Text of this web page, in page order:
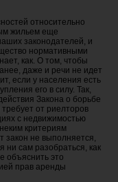
относительно
жильем еще
законодателей, и
нормативными
как. О том, чтобы
даже и речи не идет
если у населения есть
его в силу. Так,
Закона о борьбе
от риелторов
с недвижимостью
критериям
закон не выполняется,
ни сам разобраться, как
объяснить это
прав аренды